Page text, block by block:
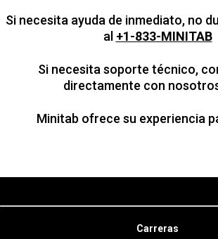
Si necesita ayuda de inmediato, no
al +1-833-MINITAB
Si necesita soporte técnico,
directamente con
Minitab ofrece su experiencia
Carreras